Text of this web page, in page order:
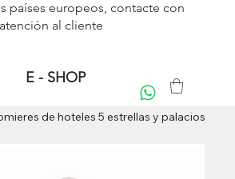
países europeos, contacte con
atención al cliente
E - SHOP
de hoteles 5 estrellas y palacios